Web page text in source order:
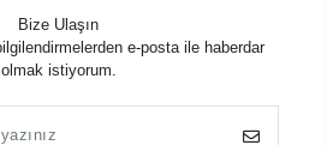
Bize Ulaşın
e-posta ile haberdar
olmak istiyorum.